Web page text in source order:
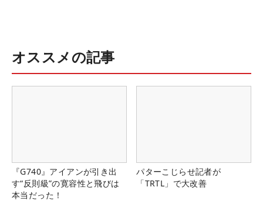
オススメの記事
『G740』アイアンが引き出
す“反則級”の寛容性と飛びは
本当だった！
パターこじらせ記者が
「TRTL」で大改善